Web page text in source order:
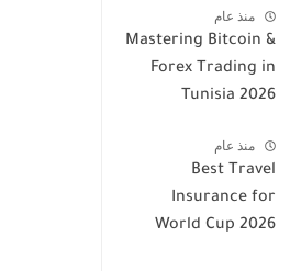
منذ عام
Mastering Bitcoin &
Forex Trading in
Tunisia 2026
منذ عام
Best Travel
Insurance for
World Cup 2026